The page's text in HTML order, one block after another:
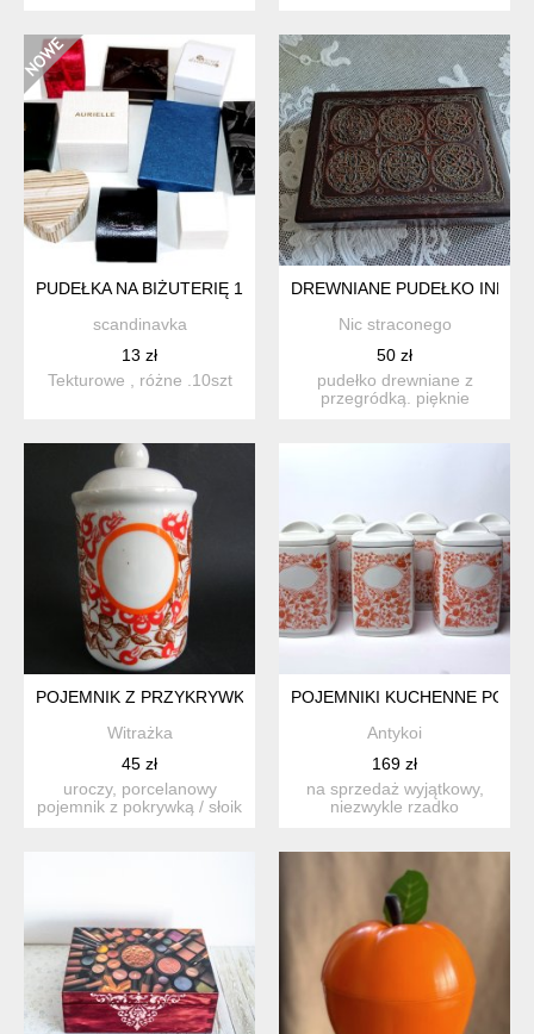
PUDEŁKA NA BIŻUTERIĘ 10SZT MIX
scandinavka
13 zł
Tekturowe , różne .10szt
DREWNIANE PUDEŁKO
Nic straconego
50 zł
pudełko drewniane z
przegródką. pięknie
POJEMNIK Z PRZYKRYWKĄ DO KUCHNI, PORCELANA
Witrażka
45 zł
uroczy, porcelanowy
pojemnik z pokrywką / słoik
POJEMNIKI KUCHENNE
Antykoi
169 zł
na sprzedaż wyjątkowy,
niezwykle rzadko